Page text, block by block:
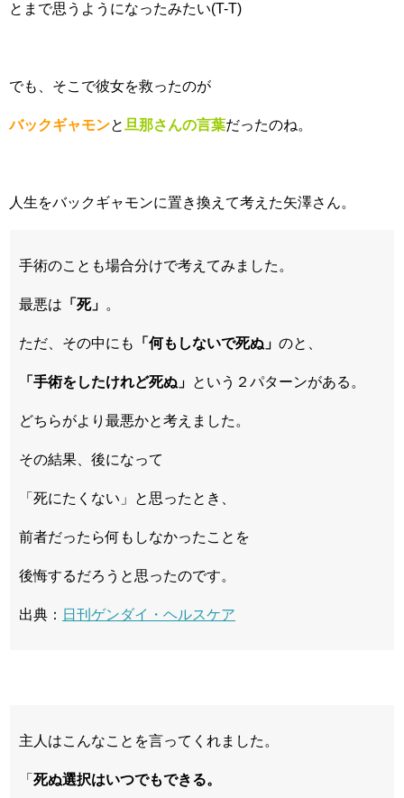
とまで思うようになったみたい(T-T)
でも、そこで彼女を救ったのが
バックギャモンと旦那さんの言葉だったのね。
人生をバックギャモンに置き換えて考えた矢澤さん。
手術のことも場合分けで考えてみました。
最悪は 「死」 。
ただ、その中にも 「何もしないで死ぬ」 のと、
「手術をしたけれど死ぬ」 という２パターンがある。
どちらがより最悪かと考えました。
その結果、後になって
「死にたくない」と思ったとき、
前者だったら何もしなかったことを
後悔するだろうと思ったのです。
出典： 日刊ゲンダイ・ヘルスケア
主人はこんなことを言ってくれました。
「 死ぬ選択はいつでもできる。